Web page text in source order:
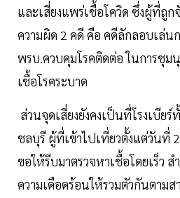
และเสี่ยงแพร่เชื้อโควิด ซึ่งผู้ที่ถูก
ความผิด 2 คดี คือ คดีลักลอบเล่
พรบ.ควบคุมโรคติดต่อ ในการชุม
เชื้อโรคระบาด
ส่วนจุดเสี่ยงยังคงเป็นที่โรงเบียร์
ชลบุรี ผู้ที่เข้าไปเที่ยวตั้งแต่วันที่
ขอให้รีบมาตรวจหาเชื้อโดยเร็ว
ความเดือดร้อนให้รวมตัวกันตาม